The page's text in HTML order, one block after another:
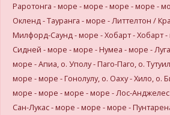
Раротонга - море - море - море - море -
Окленд - Тауранга - море - Литтелтон /
Милфорд-Саунд - море - Хобарт - Хобарт
Сидней - море - море - Нумеа - море -
море - Апиа, о. Уполу - Паго-Паго, о.
море - море - Гонолулу, о. Оаху - Хило, о.
море - море - море - море - Лос-
Сан-Лукас - море - море - море -